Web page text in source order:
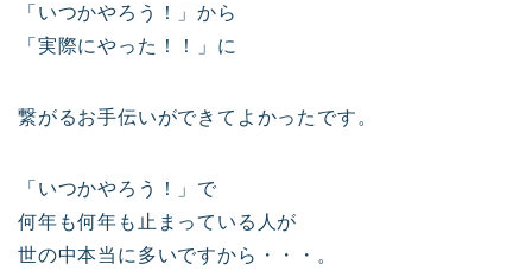
「いつかやろう！」から
「実際にやった！！」に
繋がるお手伝いができてよかったです。
「いつかやろう！」で
何年も何年も止まっている人が
世の中本当に多いですから・・・。